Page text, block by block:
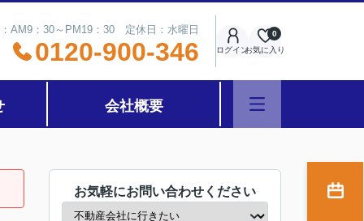
AM9：30～PM19：30 定休日：水曜日
0120-900-346 ログインお気に入り
0
会社概要
お気軽にお問い合わせください